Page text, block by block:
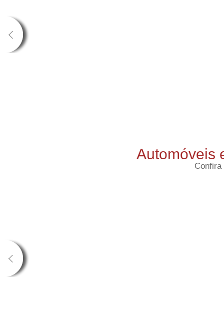
Automóveis
Confira